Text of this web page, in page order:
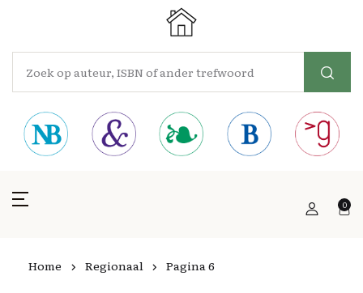
0
Home Regionaal Pagina 6